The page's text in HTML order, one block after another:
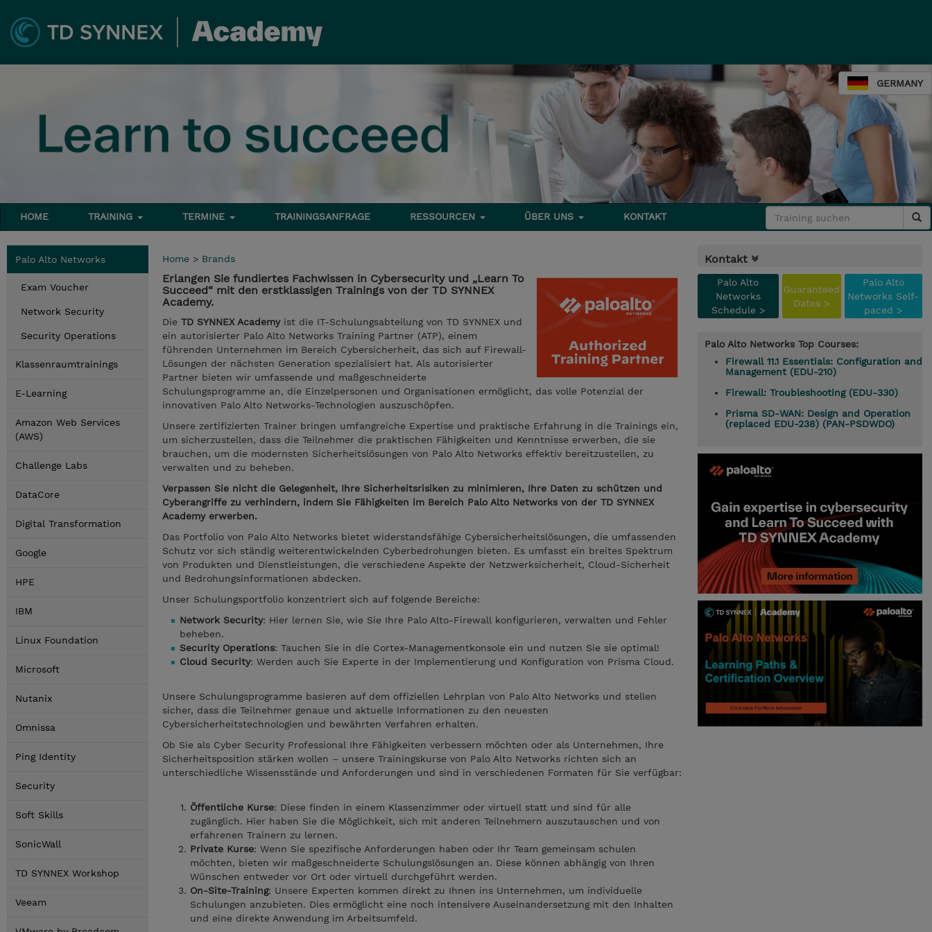
GERMANY
HOME TRAINING TERMINE TRAININGSANFRAGE RESSOURCEN ÜBER UNS KONTAKT
Palo Alto Networks
Exam Voucher
Network Security
Security Operations
Klassenraumtrainings
E-Learning
Amazon Web Services
(AWS)
Challenge Labs
DataCore
Digital Transformation
Google
HPE
IBM
Linux Foundation
Microsoft
Nutanix
Omnissa
Ping Identity
Security
Soft Skills
SonicWall
TD SYNNEX Workshop
Veeam
Home > Brands
Erlangen Sie fundiertes Fachwissen in Cybersecurity und „Learn To
Succeed“ mit den erstklassigen Trainings von der TD SYNNEX
Academy.
Die TD SYNNEX Academyist die IT-Schulungsabteilung von TD SYNNEX und
ein autorisierter Palo Alto Networks Training Partner (ATP), einem
führenden Unternehmen im Bereich Cybersicherheit, das sich auf Firewall-
Lösungen der nächsten Generation spezialisiert hat. Als autorisierter
Partner bieten wir umfassende und maßgeschneiderte
Schulungsprogramme an, die Einzelpersonen und Organisationen ermöglicht, das volle Potenzial der
innovativen Palo Alto Networks-Technologien auszuschöpfen.
Unsere zertifizierten Trainer bringen umfangreiche Expertise und praktische Erfahrung in die Trainings ein,
um sicherzustellen, dass die Teilnehmer die praktischen Fähigkeiten und Kenntnisse erwerben, die sie
brauchen, um die modernsten Sicherheitslösungen von Palo Alto Networks effektiv bereitzustellen, zu
verwalten und zu beheben.
Verpassen Sie nicht die Gelegenheit, Ihre Sicherheitsrisiken zu minimieren, Ihre Daten zu schützen und
Cyberangriffe zu verhindern, indem Sie Fähigkeiten im Bereich Palo Alto Networks von der TD SYNNEX
Academy erwerben.
Das Portfolio von Palo Alto Networks bietet widerstandsfähige Cybersicherheitslösungen, die umfassenden
Schutz vor sich ständig weiterentwickelnden Cyberbedrohungen bieten. Es umfasst ein breites Spektrum
von Produkten und Dienstleistungen, die verschiedene Aspekte der Netzwerksicherheit, Cloud-Sicherheit
und Bedrohungsinformationen abdecken.
Unser Schulungsportfolio konzentriert sich auf folgende Bereiche:
Network Security: Hier lernen Sie, wie Sie Ihre Palo Alto-Firewall konfigurieren, verwalten und Fehler
beheben.
Security Operations: Tauchen Sie in die Cortex-Managementkonsole ein und nutzen Sie sie optimal!
Cloud Security: Werden auch Sie Experte in der Implementierung und Konfiguration von Prisma Cloud.
Unsere Schulungsprogramme basieren auf dem offiziellen Lehrplan von Palo Alto Networks und stellen
sicher, dass die Teilnehmer genaue und aktuelle Informationen zu den neuesten
Cybersicherheitstechnologien und bewährten Verfahren erhalten.
Ob Sie als Cyber Security Professional Ihre Fähigkeiten verbessern möchten oder als Unternehmen, Ihre
Sicherheitsposition stärken wollen – unsere Trainingskurse von Palo Alto Networks richten sich an
unterschiedliche Wissensstände und Anforderungen und sind in verschiedenen Formaten für Sie verfügbar:
Öffentliche Kurse: Diese finden in einem Klassenzimmer oder virtuell statt und sind für alle
zugänglich. Hier haben Sie die Möglichkeit, sich mit anderen Teilnehmern auszutauschen und von
erfahrenen Trainern zu lernen.
Private Kurse: Wenn Sie spezifische Anforderungen haben oder Ihr Team gemeinsam schulen
möchten, bieten wir maßgeschneiderte Schulungslösungen an. Diese können abhängig von Ihren
Wünschen entweder vor Ort oder virtuell durchgeführt werden.
On-Site-Training: Unsere Experten kommen direkt zu Ihnen ins Unternehmen, um individuelle
Schulungen anzubieten. Dies ermöglicht eine noch intensivere Auseinandersetzung mit den Inhalten
und eine direkte Anwendung im Arbeitsumfeld.
Kontakt
Palo Alto
Networks
Schedule >
Guaranteed
Dates >
Palo Alto
Networks Self-
paced >
Palo Alto Networks Top Courses:
Firewall 11.1 Essentials: Configuration and
Management (EDU-210)
Firewall: Troubleshooting (EDU-330)
Prisma SD-WAN: Design and Operation
(replaced EDU-238) (PAN-PSDWDO)